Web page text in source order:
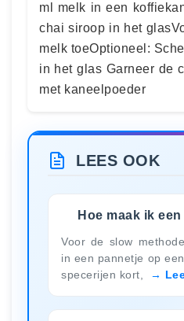
ml melk in een
chai siroop in het glas​
melk toe​ Optioneel:
in het glas Garneer de
met kaneelpoeder
LEES OOK
Hoe maak ik
Voor de slow
in een pannetje op
specerijen kort,